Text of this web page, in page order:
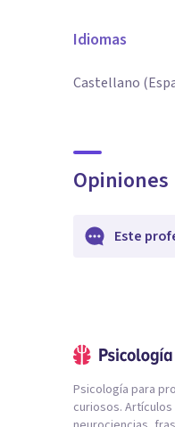
Idiomas
Castellano
Opiniones
Este
Psicología para
curiosos.